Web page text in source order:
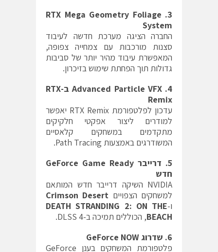
3. RTX Mega Geometry Foliage
System
החברה הציגה מערכת חדשה לעיבוד
סצנות מורכבות עם צמחייה צפופה,
המאפשרת עיבוד מהיר יותר של סביבות
גדולות תוך הפחתת שימוש בזיכרון.
4. Advanced Particle VFX ב-RTX
Remix
עדכון לפלטפורמת RTX Remix יאפשר
למודרים ליצור אפקטי חלקיקים
מתקדמים במשחקים קלאסיים
המשודרגים באמצעות Path Tracing.
5. דרייבר GeForce Game Ready
חדש
NVIDIA השיקה דרייבר חדש המותאם
למשחקים הצפויים Crimson Desert
ו-DEATH STRANDING 2: ON THE
BEACH, הכוללים תמיכה ב-DLSS 4.
6. שדרוג GeForce NOW
פלטפורמת המשחקים בענן GeForce